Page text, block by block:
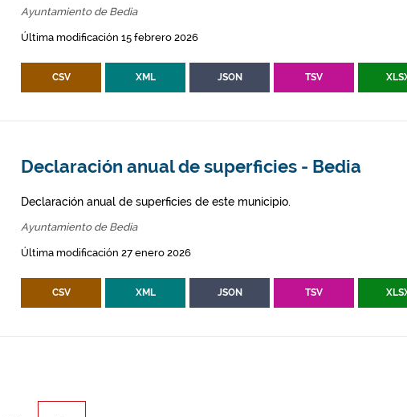
Ayuntamiento de Bedia
Última modificación 15 febrero 2026
CSV XML JSON TSV
Declaración anual de superficies - Bedia
Declaración anual de superficies de este municipio.
Ayuntamiento de Bedia
Última modificación 27 enero 2026
CSV XML JSON TSV